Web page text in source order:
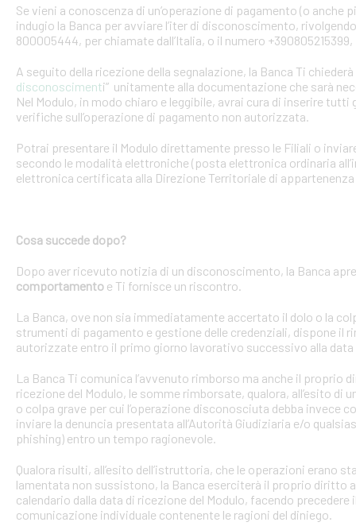
Se vieni a conoscenza di un’operazione di pagamento (o
indugio la Banca per avviare l’iter di disconoscimento,
800005444, per chiamate dall’Italia, o il numero
A seguito della ricezione della segnalazione, la Banca Ti
disconoscimenti” unitamente alla documentazione che sarà
Nel Modulo, in modo chiaro e leggibile, avrai cura di inserire
verifiche sull’operazione di pagamento non autorizzata.
Potrai presentare il Modulo direttamente presso le Filiali o
secondo le modalità elettroniche (posta elettronica ordinaria
elettronica certificata alla Direzione Territoriale di
Cosa succede dopo?
Dopo aver ricevuto notizia di un disconoscimento, la Banca
comportamento e Ti fornisce un riscontro.
La Banca, ove non sia immediatamente accertato il dolo o la
strumenti di pagamento e gestione delle credenziali, dispone il
autorizzate entro il primo giorno lavorativo successivo alla data
La Banca Ti comunica l’avvenuto rimborso ma anche il proprio
ricezione del Modulo, le somme rimborsate, qualora, all’esito
o colpa grave per cui l’operazione disconosciuta debba invece
inviare la denuncia presentata all’Autorità Giudiziaria e/o
phishing) entro un tempo ragionevole.
Qualora risulti, all’esito dell’istruttoria, che le operazioni erano
lamentata non sussistono, la Banca eserciterà il proprio diritto
calendario dalla data di ricezione del Modulo, facendo
comunicazione individuale contenente le ragioni del diniego.